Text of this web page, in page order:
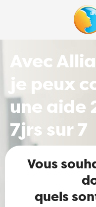
Avec
je peux
une aide
7jrs sur 7
Vous
quels